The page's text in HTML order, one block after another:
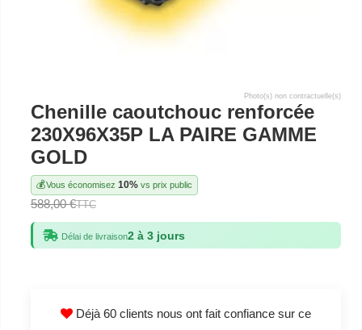
Photo(s) non contractuelle(s)
Chenille caoutchouc renforcée
230X96X35P LA PAIRE GAMME
GOLD
💰Vous économisez 10% vs prix public
588,00 €TTC
Délai de livraison2 à 3 jours
Déjà 60 clients nous ont fait confiance sur ce